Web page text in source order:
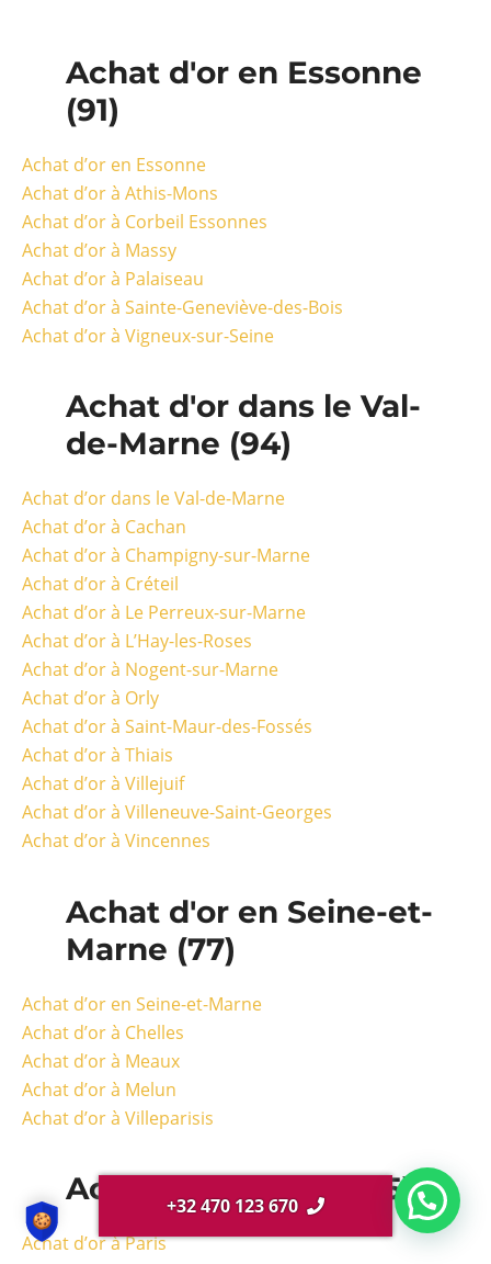
Achat d'or en Essonne
(91)
Achat d’or en Essonne
Achat d’or à Athis-Mons
Achat d’or à Corbeil Essonnes
Achat d’or à Massy
Achat d’or à Palaiseau
Achat d’or à Sainte-Geneviève-des-Bois
Achat d’or à Vigneux-sur-Seine
Achat d'or dans le Val-
de-Marne (94)
Achat d’or dans le Val-de-Marne
Achat d’or à Cachan
Achat d’or à Champigny-sur-Marne
Achat d’or à Créteil
Achat d’or à Le Perreux-sur-Marne
Achat d’or à L’Hay-les-Roses
Achat d’or à Nogent-sur-Marne
Achat d’or à Orly
Achat d’or à Saint-Maur-des-Fossés
Achat d’or à Thiais
Achat d’or à Villejuif
Achat d’or à Villeneuve-Saint-Georges
Achat d’or à Vincennes
Achat d'or en Seine-et-
Marne (77)
Achat d’or en Seine-et-Marne
Achat d’or à Chelles
Achat d’or à Meaux
Achat d’or à Melun
Achat d’or à Villeparisis
Achat d'or à Paris (75)
Achat d’or à Paris
+32 470 123 670